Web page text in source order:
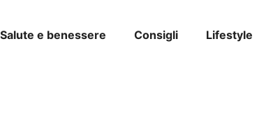
Salute e benessere Consigli Lifestyle